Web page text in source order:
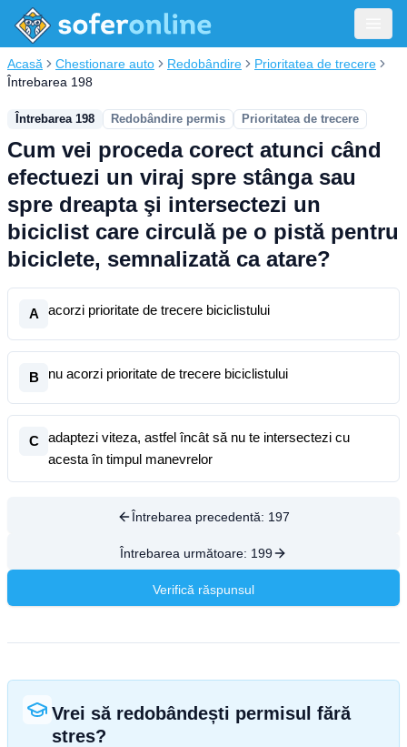
Acasă Chestionare auto Redobândire
Prioritatea de trecere
Întrebarea 198
Întrebarea 198 Redobândire permis Prioritatea de trecere
Cum vei proceda corect atunci când
efectuezi un viraj spre stânga sau
spre dreapta şi intersectezi un
biciclist care circulă pe o pistă pentru
biciclete, semnalizată ca atare?
A acorzi prioritate de trecere biciclistului
B nu acorzi prioritate de trecere biciclistului
C
adaptezi viteza, astfel încât să nu te intersectezi cu
acesta în timpul manevrelor
Întrebarea precedentă: 197
Întrebarea următoare: 199
Verifică răspunsul
Vrei să redobândești permisul fără
stres?